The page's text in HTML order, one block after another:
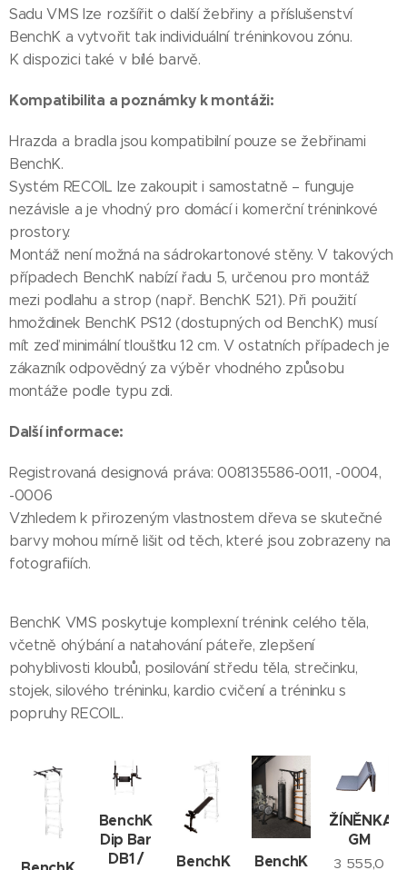
Sadu VMS lze rozšířit o další žebřiny a příslušenství
BenchK a vytvořit tak individuální tréninkovou zónu.
K dispozici také v bílé barvě.
Kompatibilita a poznámky k montáži:
Hrazda a bradla jsou kompatibilní pouze se žebřinami
BenchK.
Systém RECOIL lze zakoupit i samostatně – funguje
nezávisle a je vhodný pro domácí i komerční tréninkové
prostory.
Montáž není možná na sádrokartonové stěny. V takových
případech BenchK nabízí řadu 5, určenou pro montáž
mezi podlahu a strop (např. BenchK 521). Při použití
hmoždinek BenchK PS12 (dostupných od BenchK) musí
mít zeď minimální tloušťku 12 cm. V ostatních případech je
zákazník odpovědný za výběr vhodného způsobu
montáže podle typu zdi.
Další informace:
Registrovaná designová práva: 008135586-0011, -0004,
-0006
Vzhledem k přirozeným vlastnostem dřeva se skutečné
barvy mohou mírně lišit od těch, které jsou zobrazeny na
fotografiích.
BenchK VMS poskytuje komplexní trénink celého těla,
včetně ohýbání a natahování páteře, zlepšení
pohyblivosti kloubů, posilování středu těla, strečinku,
stojek, silového tréninku, kardio cvičení a tréninku s
popruhy RECOIL.
BenchK
Dip Bar
DB1 /
BenchK
BenchK
ŽÍNĚNKA
GM
3 555,0